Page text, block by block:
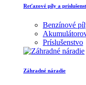
Reťazové píly a
Benzínové
Príslušenstvo
Záhradné náradie